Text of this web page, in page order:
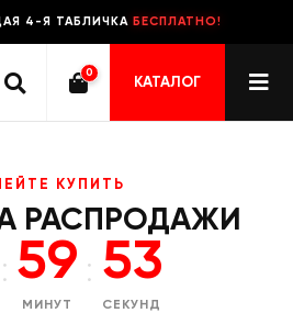
4-Я ТАБЛИЧКА БЕСПЛАТНО!
0
КАТАЛОГ
КУПИТЬ
РАСПРОДАЖИ
: 59
МИНУТ
: 53
СЕКУНД